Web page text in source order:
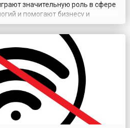
значительную роль в сфере
и помогают бизнесу и
друг друга. В настоящее время
всё чаще упоминается в
медиа и профессиональных
значимость профессии. ...